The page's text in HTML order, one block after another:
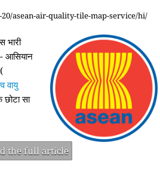
asean-air-quality-tile-map-service/hi/
भारी
आसियान
वायु
छोटा सा
the full article